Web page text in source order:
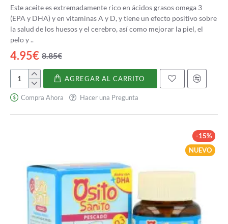
Este aceite es extremadamente rico en ácidos grasos omega 3
(EPA y DHA) y en vitaminas A y D, y tiene un efecto positivo sobre
la salud de los huesos y el cerebro, así como mejorar la piel, el
pelo y ..
4.95€ 8.85€
Aceite
Hígado
de
Bacalao
AGREGAR AL CARRITO
Compra Ahora Hacer una Pregunta
NUEVO
-15%